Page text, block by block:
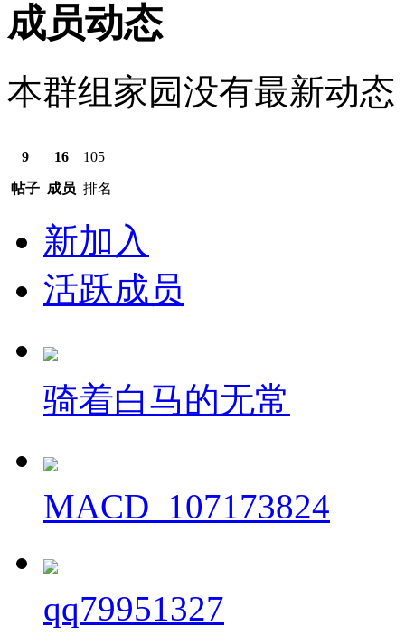
成员动态
本群组家园没有最新动态
9
帖子
16
成员
105
排名
新加入
活跃成员
骑着白马的无常
MACD_107173824
qq79951327